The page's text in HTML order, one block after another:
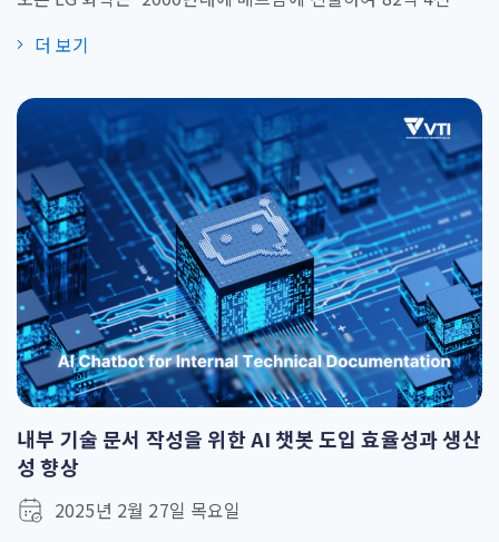
달러를 하이퐁에 투자했으며, 장기 비전과 혁신을 바탕으로 생
자를 이어왔습니다. 급증하는 수요에 발맞춰 LG화학은 최근 1
년사이 생산 라인 확장을 추진했으나 세 가지의 주요난관에 직
면했습니다. 확장 제약이 큰 SCADA 시스템: 수년 [...]
더 보기
내부 기술 문서 작성을 위한 AI 챗봇 도입 효율성과 생산
성 향상
2025년 2월 27일 목요일